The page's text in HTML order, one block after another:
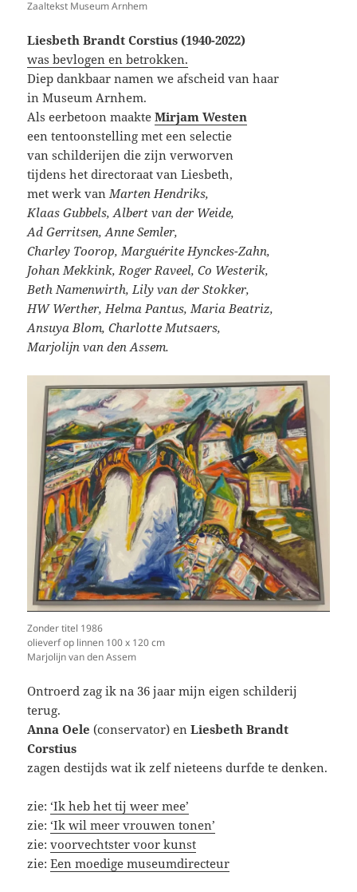
Zaaltekst Museum Arnhem
Liesbeth Brandt Corstius (1940-2022)
was bevlogen en betrokken.
Diep dankbaar namen we afscheid van haar
in Museum Arnhem.
Als eerbetoon maakteMirjam Westen
een tentoonstelling met een selectie
van schilderijen die zijn verworven
tijdens het directoraat van Liesbeth,
met werk vanMarten Hendriks,
Klaas Gubbels, Albert van der Weide,
Ad Gerritsen, Anne Semler,
Charley Toorop, Marguérite Hynckes-Zahn,
Johan Mekkink, Roger Raveel, Co Westerik,
Beth Namenwirth, Lily van der Stokker,
HW Werther, Helma Pantus, Maria Beatriz,
Ansuya Blom, Charlotte Mutsaers,
Marjolijn van den Assem.
Zonder titel 1986
olieverf op linnen 100 x 120 cm
Marjolijn van den Assem
Ontroerd zag ik na 36 jaar mijn eigen schilderij
terug.
Anna Oele (conservator) enLiesbeth Brandt
Corstius
zagen destijds wat ik zelf nieteens durfde te denken.
zie: ‘Ik heb het tij weer mee’
zie: ‘Ik wil meer vrouwen tonen’
zie:voorvechtster voor kunst
zie:Een moedige museumdirecteur